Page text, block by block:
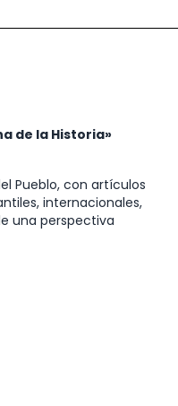
de la Historia»
Pueblo, con artículos
internacionales,
una perspectiva